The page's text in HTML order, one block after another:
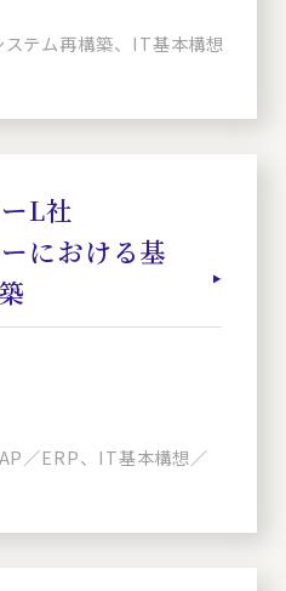
テム再構築、IT基本構想
L社
における基
／ERP、IT基本構想／